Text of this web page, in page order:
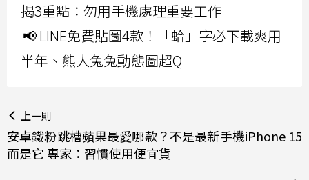
揭3重點：勿用手機處理重要工作
📢 LINE免費貼圖4款！「蛤」字必下載爽用
半年、熊大兔兔動態圖超Q
上一則
安卓鐵粉跳槽蘋果最愛哪款？不是最新手機iPhone 15
而是它 專家：習慣使用便宜貨